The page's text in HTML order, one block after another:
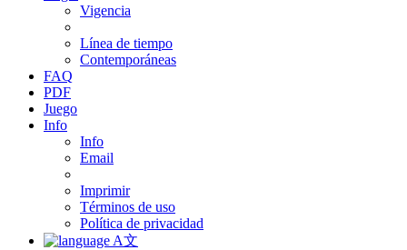
Vigencia
Línea de tiempo
Contemporáneas
FAQ
PDF
Juego
Info
Info
Email
Imprimir
Términos de uso
Política de privacidad
A文